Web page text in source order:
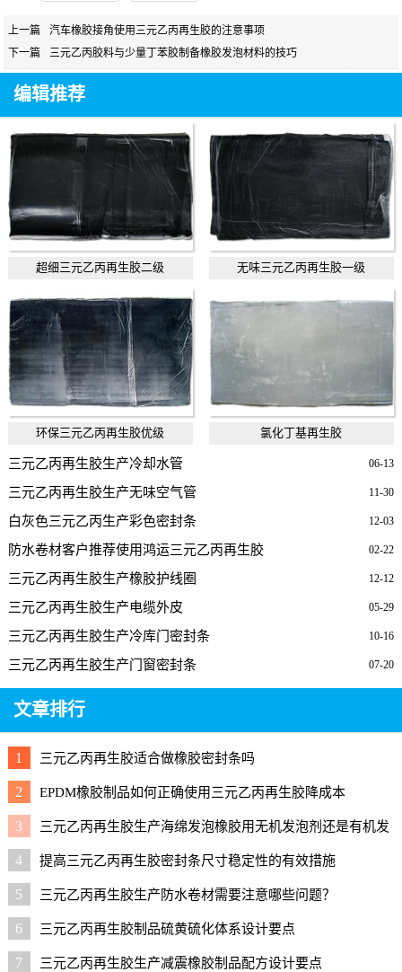
上一篇
汽车橡胶接角使用三元乙丙再生胶的注意事项
下一篇
三元乙丙胶料与少量丁苯胶制备橡胶发泡材料的技巧
编辑推荐
超细三元乙丙再生胶二级 无味三元乙丙再生胶一级
环保三元乙丙再生胶优级 氯化丁基再生胶
06-13
三元乙丙再生胶生产冷却水管
11-30
三元乙丙再生胶生产无味空气管
12-03
白灰色三元乙丙生产彩色密封条
02-22
防水卷材客户推荐使用鸿运三元乙丙再生胶
12-12
三元乙丙再生胶生产橡胶护线圈
05-29
三元乙丙再生胶生产电缆外皮
10-16
三元乙丙再生胶生产冷库门密封条
07-20
三元乙丙再生胶生产门窗密封条
文章排行
1 三元乙丙再生胶适合做橡胶密封条吗
2 EPDM橡胶制品如何正确使用三元乙丙再生胶降成本
3
三元乙丙再生胶生产海绵发泡橡胶用无机发泡剂还是有机发
泡剂好？
4 提高三元乙丙再生胶密封条尺寸稳定性的有效措施
5 三元乙丙再生胶生产防水卷材需要注意哪些问题？
6 三元乙丙再生胶制品硫黄硫化体系设计要点
7 三元乙丙再生胶生产减震橡胶制品配方设计要点